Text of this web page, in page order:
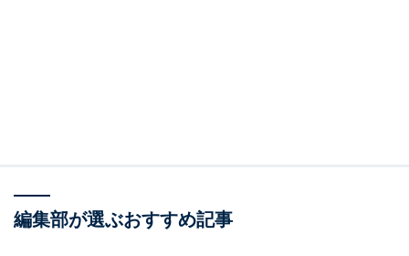
編集部が選ぶおすすめ記事